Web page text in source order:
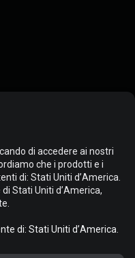
e personalizzare la tua
preferenze sui cookie e
di accedere ai nostri
che i prodotti e i
di: Stati Uniti d’America.
Stati Uniti d’America,
di: Stati Uniti d’America.